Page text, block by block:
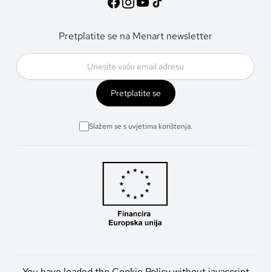
Pretplatite se na Menart newsletter
Pretplatite se
Slažem se s uvjetima korištenja.